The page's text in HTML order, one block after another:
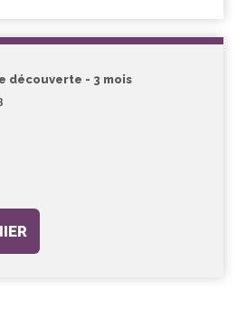
découverte - 3 mois